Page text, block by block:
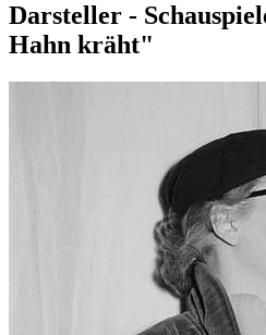
Darsteller -
Hahn kräht"